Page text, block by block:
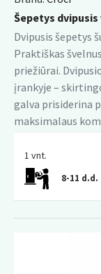
Šepetys dvipusis
Dvipusis šepetys
Praktiškas
priežiūrai.
įrankyje –
galva prisiderina
maksimalaus
1 vnt.
8-11 d.d.